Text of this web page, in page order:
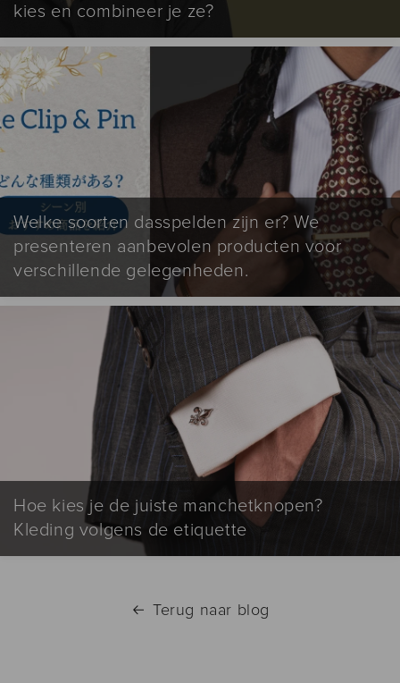
kies en combineer je ze?
Welke soorten dasspelden zijn er? We
presenteren aanbevolen producten voor
verschillende gelegenheden.
Hoe kies je de juiste manchetknopen?
Kleding volgens de etiquette
Terug naar blog